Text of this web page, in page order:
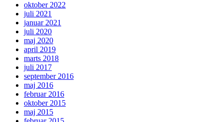
oktober 2022
juli 2021
januar 2021
juli 2020
maj 2020
april 2019
marts 2018
juli 2017
september 2016
maj 2016
februar 2016
oktober 2015
maj 2015